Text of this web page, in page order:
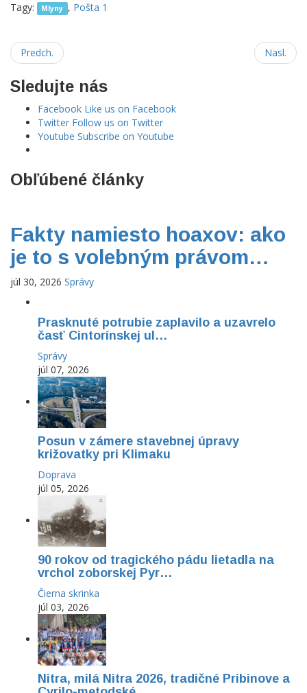
Tagy: Mlyny , Pošta 1
Predch. Nasl.
Sledujte nás
Facebook Like us on Facebook
Twitter Follow us on Twitter
Youtube Subscribe on Youtube
Obľúbené články
Fakty namiesto hoaxov: ako
je to s volebným právom…
júl 30, 2026 Správy
Prasknuté potrubie zaplavilo a uzavrelo
časť Cintorínskej ul…
Správy
júl 07, 2026
Posun v zámere stavebnej úpravy
križovatky pri Klimaku
Doprava
júl 05, 2026
90 rokov od tragického pádu lietadla na
vrchol zoborskej Pyr…
Čierna skrinka
júl 03, 2026
Nitra, milá Nitra 2026, tradičné Pribinove a